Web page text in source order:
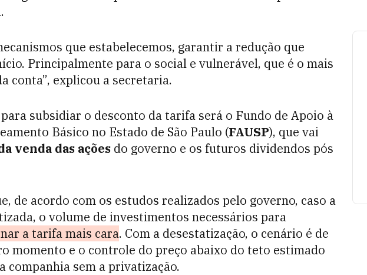
que estabelecemos, garantir a redução que
Principalmente para o social e vulnerável, que é o mais
conta”, explicou a secretaria.
subsidiar o desconto da tarifa será o Fundo de Apoio à
Básico no Estado de São Paulo (FAUSP), que vai
venda das ações do governo e os futuros dividendos pós
de acordo com os estudos realizados pelo governo, caso a
o volume de investimentos necessários para
a tarifa mais cara. Com a desestatização, o cenário é de
momento e o controle do preço abaixo do teto estimado
companhia sem a privatização.